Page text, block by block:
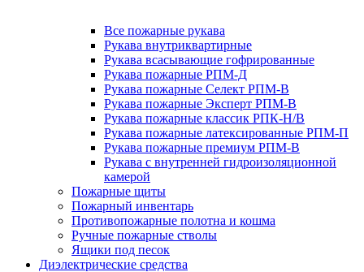
Все пожарные рукава
Рукава внутриквартирные
Рукава всасывающие гофрированные
Рукава пожарные РПМ-Д
Рукава пожарные Селект РПМ-В
Рукава пожарные Эксперт РПМ-В
Рукава пожарные классик РПК-Н/В
Рукава пожарные латексированные РПМ-П
Рукава пожарные премиум РПМ-В
Рукава с внутренней гидроизоляционной
камерой
Пожарные щиты
Пожарный инвентарь
Противопожарные полотна и кошма
Ручные пожарные стволы
Ящики под песок
Диэлектрические средства